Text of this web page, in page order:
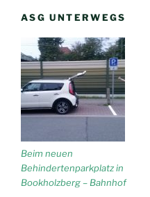
ASG UNTERWEGS
Beim neuen
Behindertenparkplatz in
Bookholzberg – Bahnhof